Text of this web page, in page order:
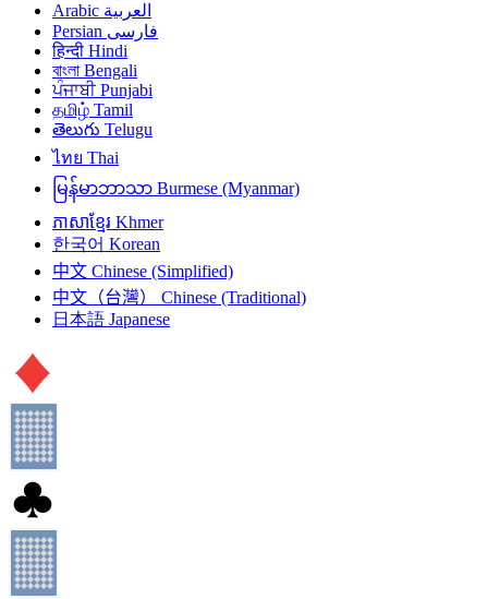
العربية Arabic
فارسی Persian
हिन्दी Hindi
বাংলা Bengali
ਪੰਜਾਬੀ Punjabi
தமிழ் Tamil
తెలుగు Telugu
ไทย Thai
မြန်မာဘာသာ Burmese (Myanmar)
ភាសាខ្មែរ Khmer
한국어 Korean
中文 Chinese (Simplified)
中文（台灣）
Chinese (Traditional)
日本語 Japanese